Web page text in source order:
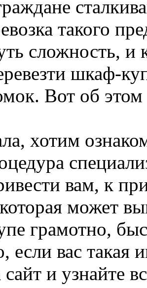
такого
сложность,
шкаф-
Вот об
хотим
вам, к
может
грамотно,
если вас такая
и узнайте